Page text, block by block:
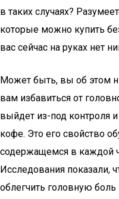
в таких случаях?
которые можно купить
вас сейчас на руках нет
Может быть, вы об этом
вам избавиться от
выйдет из-под контроля
кофе. Это его свойство
содержащемся в каждой
Исследования показали,
облегчить головную